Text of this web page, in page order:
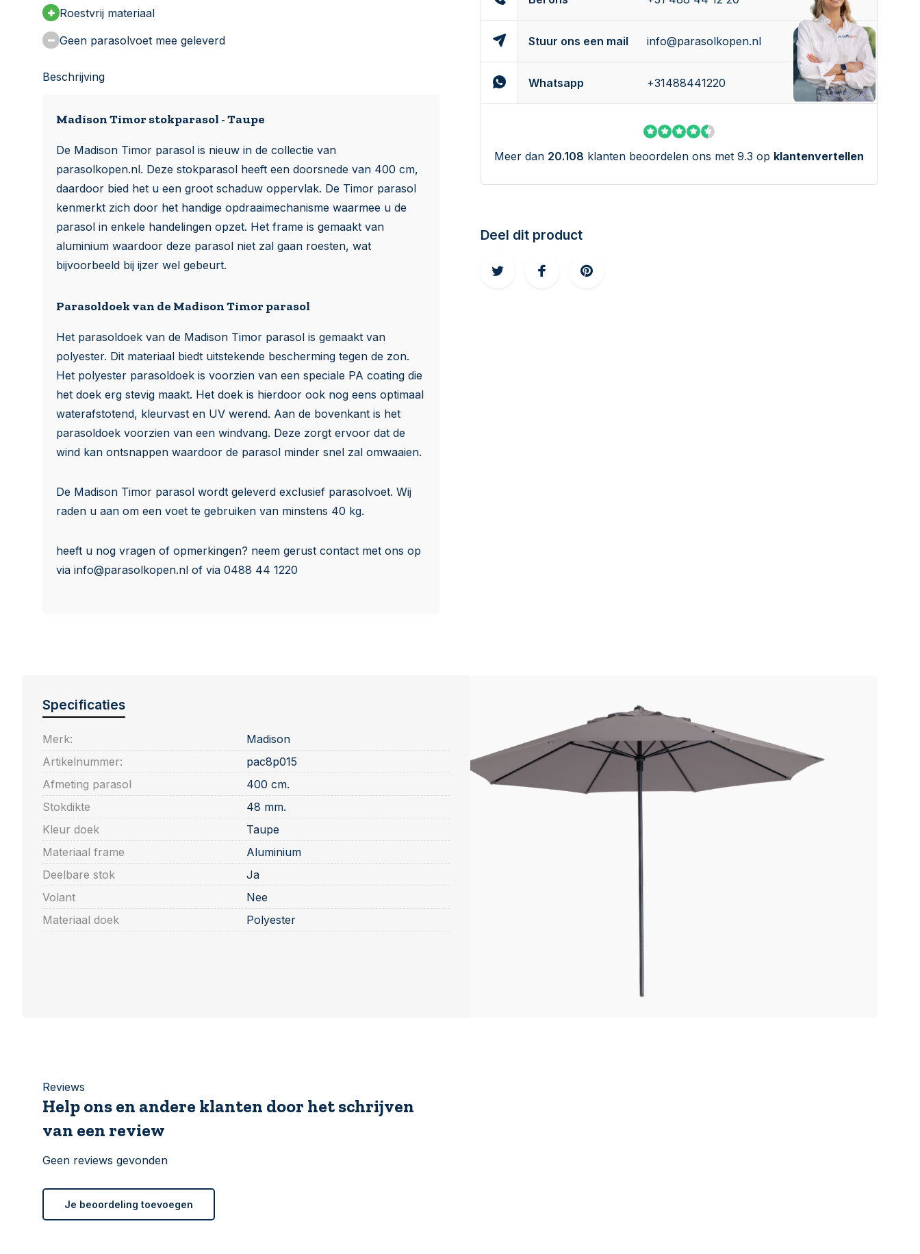
Roestvrij materiaal
Geen parasolvoet mee geleverd
Beschrijving
Madison Timor stokparasol - Taupe
De Madison Timor parasol is nieuw in de collectie van
parasolkopen.nl. Deze stokparasol heeft een doorsnede van 400 cm,
daardoor bied het u een groot schaduw oppervlak. De Timor parasol
kenmerkt zich door het handige opdraaimechanisme waarmee u de
parasol in enkele handelingen opzet. Het frame is gemaakt van
aluminium waardoor deze parasol niet zal gaan roesten, wat
bijvoorbeeld bij ijzer wel gebeurt.
Parasoldoek van de Madison Timor parasol
Het parasoldoek van de Madison Timor parasol is gemaakt van
polyester. Dit materiaal biedt uitstekende bescherming tegen de zon.
Het polyester parasoldoek is voorzien van een speciale PA coating die
het doek erg stevig maakt. Het doek is hierdoor ook nog eens optimaal
waterafstotend, kleurvast en UV werend. Aan de bovenkant is het
parasoldoek voorzien van een windvang. Deze zorgt ervoor dat de
wind kan ontsnappen waardoor de parasol minder snel zal omwaaien.
De Madison Timor parasol wordt geleverd exclusief parasolvoet. Wij
raden u aan om een voet te gebruiken van minstens 40 kg.
heeft u nog vragen of opmerkingen? neem gerust contact met ons op
via info@parasolkopen.nl of via 0488 44 1220
Stuur ons een mail info@parasolkopen.nl
Whatsapp +31488441220
Meer dan 20.108 klanten beoordelen ons met 9.3 op klantenvertellen
Deel dit product
Specificaties
Merk:
Madison
Artikelnummer:
pac8p015
Afmeting parasol
400 cm.
Stokdikte
48 mm.
Kleur doek
Taupe
Materiaal frame
Aluminium
Deelbare stok
Ja
Volant
Nee
Materiaal doek
Polyester
Reviews
Help ons en andere klanten door het schrijven
van een review
Geen reviews gevonden
Je beoordeling toevoegen